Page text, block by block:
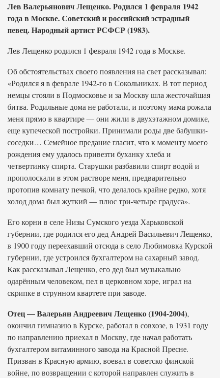
Лев Валерьянович Лещенко. Родился 1 февраля 1942
года в Москве. Советский и российский эстрадный
певец. Народный артист РСФСР (1983).
Лев Лещенко родился 1 февраля 1942 года в Москве.
Об обстоятельствах своего появления на свет рассказывал:
«Родился я в феврале 1942-го в Сокольниках. В тот период
немцы стояли в Подмосковье и за Москву шла жесточайшая
битва. Родильные дома не работали, и поэтому мама рожала
меня прямо в квартире — они жили в двухэтажном домике,
еще купеческой постройки. Принимали роды две бабушки-
соседки… Семейное предание гласит, что к моменту моего
рождения ему удалось привезти буханку хлеба и
четвертинку спирта. Старушки разбавили спирт водой и
прополоскали в этом растворе меня, предварительно
протопив комнату печкой, что делалось крайне редко, хотя
холод дома был жуткий — плюс три-четыре градуса».
Его корни в селе Низы Сумского уезда Харьковской
губернии, где родился его дед Андрей Васильевич Лещенко,
в 1900 году переехавший отсюда в село Любимовка Курской
губернии, где устроился бухгалтером на сахарный завод.
Как рассказывал Лещенко, его дед был музыкально
одарённым человеком, пел в церковном хоре, играл на
скрипке в струнном квартете при заводе.
Отец — Валерьян Андреевич Лещенко (1904-2004),
окончил гимназию в Курске, работал в совхозе, в 1931 году
по направлению приехал в Москву, где начал работать
бухгалтером витаминного завода на Красной Пресне.
Призван в Красную армию, воевал в советско-финской
войне, по возвращении с которой направлен служить в